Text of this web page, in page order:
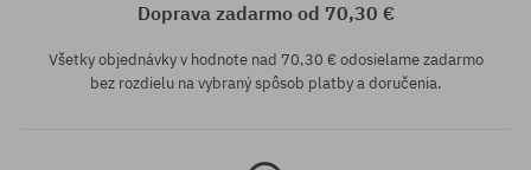
Doprava zadarmo od 70,30 €
Všetky objednávky v hodnote nad 70,30 € odosielame zadarmo
bez rozdielu na vybraný spôsob platby a doručenia.